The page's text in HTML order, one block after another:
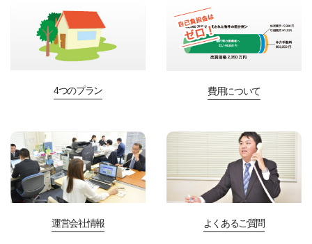
4つのプラン 費用について
運営会社情報 よくあるご質問